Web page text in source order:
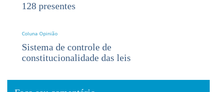
128 presentes
Coluna Opinião
Sistema de controle de
constitucionalidade das leis